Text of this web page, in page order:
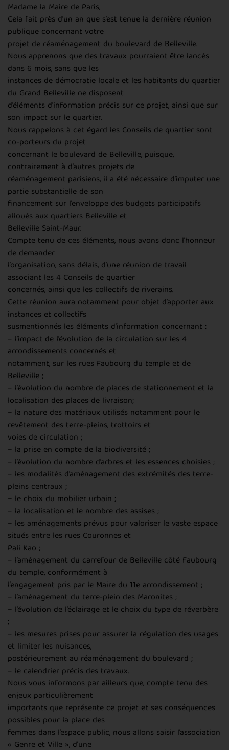
Madame la Maire de Paris,
Cela fait près d’un an que s’est tenue la dernière réunion
publique concernant votre
projet de réaménagement du boulevard de Belleville.
Nous apprenons que des travaux pourraient être lancés
dans 6 mois, sans que les
instances de démocratie locale et les habitants du quartier
du Grand Belleville ne disposent
d’éléments d’information précis sur ce projet, ainsi que sur
son impact sur le quartier.
Nous rappelons à cet égard les Conseils de quartier sont
co-porteurs du projet
concernant le boulevard de Belleville, puisque,
contrairement à d’autres projets de
réaménagement parisiens, il a été nécessaire d’imputer une
partie substantielle de son
financement sur l’enveloppe des budgets participatifs
alloués aux quartiers Belleville et
Belleville Saint-Maur.
Compte tenu de ces éléments, nous avons donc l’honneur
de demander
l’organisation, sans délais, d’une réunion de travail
associant les 4 Conseils de quartier
concernés, ainsi que les collectifs de riverains.
Cette réunion aura notamment pour objet d’apporter aux
instances et collectifs
susmentionnés les éléments d’information concernant :
– l’impact de l’évolution de la circulation sur les 4
arrondissements concernés et
notamment, sur les rues Faubourg du temple et de
Belleville ;
– l’évolution du nombre de places de stationnement et la
localisation des places de livraison;
– la nature des matériaux utilisés notamment pour le
revêtement des terre-pleins, trottoirs et
voies de circulation ;
– la prise en compte de la biodiversité ;
– l’évolution du nombre d’arbres et les essences choisies ;
– les modalités d’aménagement des extrémités des terre-
pleins centraux ;
– le choix du mobilier urbain ;
– la localisation et le nombre des assises ;
– les aménagements prévus pour valoriser le vaste espace
situés entre les rues Couronnes et
Pali Kao ;
– l’aménagement du carrefour de Belleville côté Faubourg
du temple, conformément à
l’engagement pris par le Maire du 11e arrondissement ;
– l’aménagement du terre-plein des Maronites ;
– l’évolution de l’éclairage et le choix du type de réverbère
;
– les mesures prises pour assurer la régulation des usages
et limiter les nuisances,
postérieurement au réaménagement du boulevard ;
– le calendrier précis des travaux.
Nous vous informons par ailleurs que, compte tenu des
enjeux particulièrement
importants que représente ce projet et ses conséquences
possibles pour la place des
femmes dans l’espace public, nous allons saisir l’association
« Genre et Ville », d’une